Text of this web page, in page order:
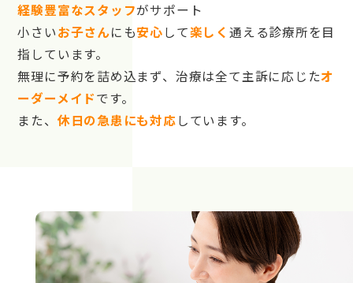
経験豊富なスタッフがサポート
小さいお子さんにも安心して楽しく 通える診療所を目
指しています。
無理に予約を詰め込まず、治療は全て主訴に応じたオ
ーダーメイドです。
また、 休日の急患にも対応しています。